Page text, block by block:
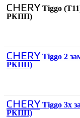
CHERY Tiggo
РКПП)
CHERY Tiggo 2
РКПП)
CHERY Tiggo 3x
РКПП)